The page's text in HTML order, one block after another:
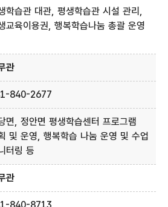
학습관 대관, 평생학습관 시설 관리,
교육이용권, 행복학습나눔 총괄 운영
관
840-2677
면, 정안면 평생학습센터 프로그램
및 운영, 행복학습 나눔 운영 및 수업
터링 등
관